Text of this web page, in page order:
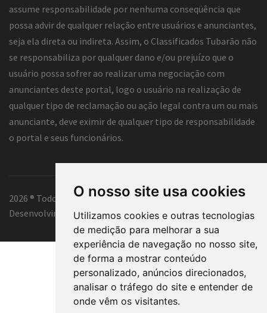
O nosso site usa cookies
Utilizamos cookies e outras tecnologias
de medição para melhorar a sua
experiência de navegação no nosso site,
de forma a mostrar conteúdo
personalizado, anúncios direcionados,
analisar o tráfego do site e entender de
onde vêm os visitantes.
assume responsabilidade por nenhuma conseqüência que
possa advir de qualquer relação entre usuários e anunciantes,
seja ela direta ou indireta. Assim, o Classificados Tubarão não
se responsabiliza por qualquer dano e/ou prejuízo que o
usuário possa sofrer ao realizar uma negociação com
anunciantes deste portal, logo o usuário na realização de
qualquer tipo de reclamação ou ação legal contra um ou mais
anunciante, deve eximir de qualquer tipo de responsabilidade
o portal e seus funcionários.
2026 ® Todos os direitos reservados.
Desenvolvimento e hospedagemClassificados Tubarão ®